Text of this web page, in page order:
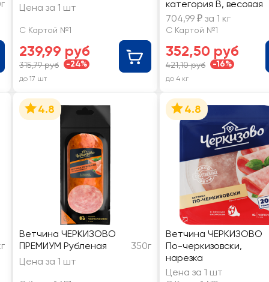
Цена за 1 шт
С Картой №1
239,99 руб
315,79 руб -24%
до 17 шт
категория В, весовая
704,99 ₽ за 1 кг
С Картой №1
352,50 руб
421,10 руб -16%
до 4 кг
4.8
Ветчина ЧЕРКИЗОВО
ПРЕМИУМ Рубленая
350г
Цена за 1 шт
4.8
Ветчина ЧЕРКИЗОВО
По-черкизовски,
нарезка
Цена за 1 шт